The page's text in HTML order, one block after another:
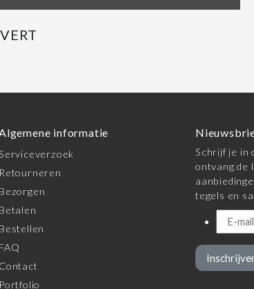
informatie
Retourneren
Bezorgen
Betalen
Bestellen
FAQ
Contact
Portfolio
Schrijf je in
ontvang de
tegels en